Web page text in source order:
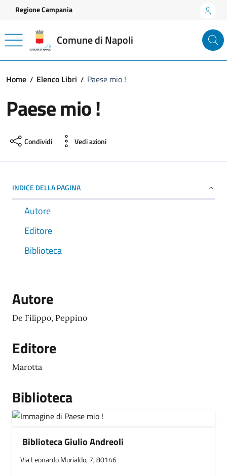
Vai ai contenuti
Vai al footer
Regione Campania
Comune di Napoli
Home Elenco Libri Paese mio !
Paese mio !
Condividi Vedi azioni
INDICE DELLA PAGINA
Autore
Editore
Biblioteca
Autore
De Filippo, Peppino
Editore
Marotta
Biblioteca
Biblioteca Giulio Andreoli
Via Leonardo Murialdo, 7, 80146